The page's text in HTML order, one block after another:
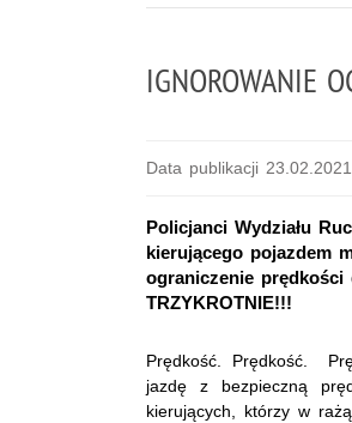
IGNOROWANIE
Data publikacji 23.02.2021
Policjanci Wydziału
kierującego pojazdem
ograniczenie prędkości
TRZYKROTNIE!!!
Prędkość. Prędkość.
jazdę z bezpieczną
kierujących, którzy w